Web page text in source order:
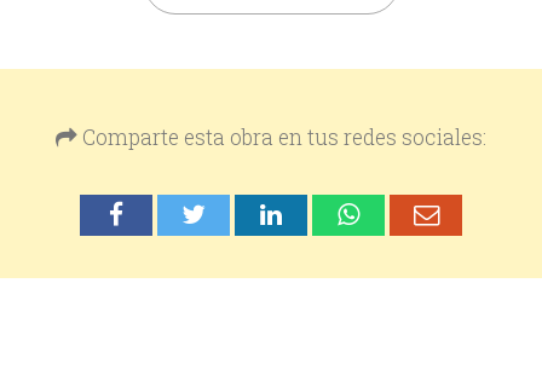
Comparte esta obra en tus redes sociales: